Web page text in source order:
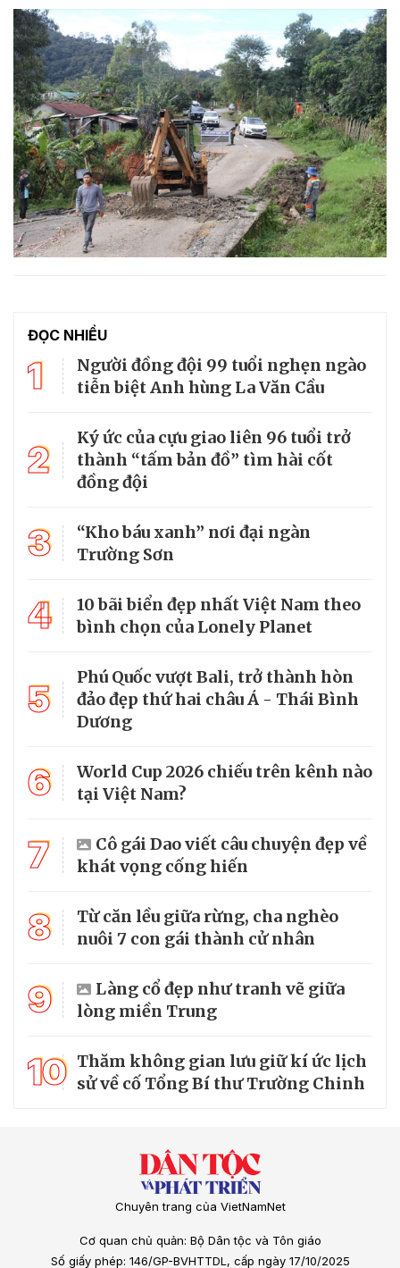
ĐỌC NHIỀU
1
Người đồng đội 99 tuổi nghẹn ngào
tiễn biệt Anh hùng La Văn Cầu
2
Ký ức của cựu giao liên 96 tuổi trở
thành “tấm bản đồ” tìm hài cốt
đồng đội
3
“Kho báu xanh” nơi đại ngàn
Trường Sơn
4
10 bãi biển đẹp nhất Việt Nam theo
bình chọn của Lonely Planet
5
Phú Quốc vượt Bali, trở thành hòn
đảo đẹp thứ hai châu Á - Thái Bình
Dương
6
World Cup 2026 chiếu trên kênh nào
tại Việt Nam?
7
Cô gái Dao viết câu chuyện đẹp về
khát vọng cống hiến
8
Từ căn lều giữa rừng, cha nghèo
nuôi 7 con gái thành cử nhân
9
Làng cổ đẹp như tranh vẽ giữa
lòng miền Trung
10 Thăm không gian lưu giữ kí ức lịch
sử về cố Tổng Bí thư Trường Chinh
Chuyên trang của VietNamNet
Cơ quan chủ quản: Bộ Dân tộc và Tôn giáo
Số giấy phép: 146/GP-BVHTTDL, cấp ngày 17/10/2025